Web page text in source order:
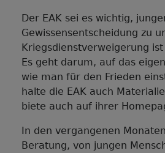
Der EAK sei es wichtig,
Gewissensentscheidung zu
Kriegsdienstverweigerung
Es geht darum, auf das
wie man für den Frieden
halte die EAK auch
biete auch auf ihrer
In den vergangenen
Beratung, von jungen